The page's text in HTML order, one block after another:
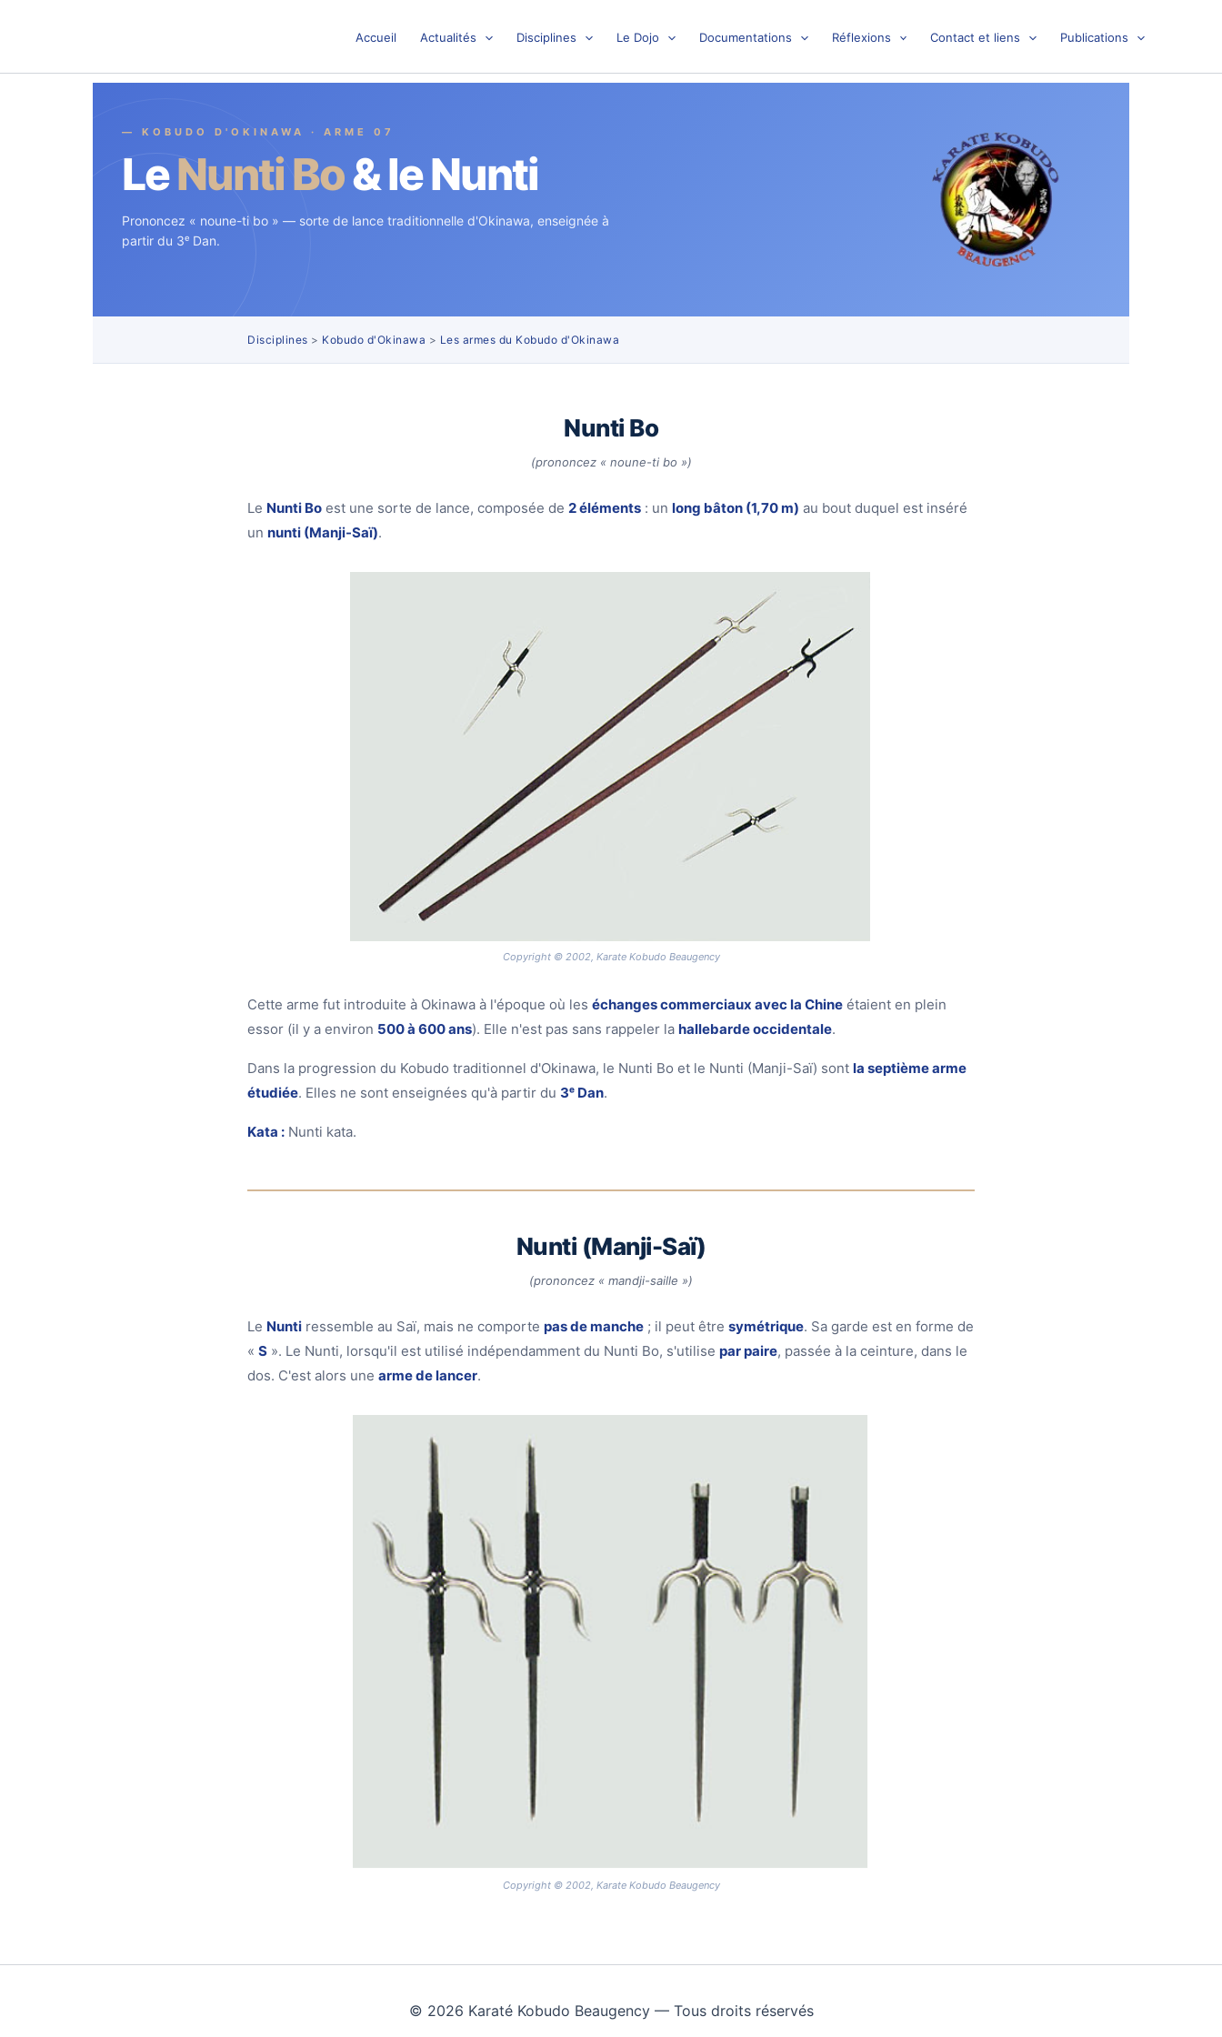
Accueil Actualités Disciplines Le Dojo Documentations Réflexions Contact et liens Publications
— KOBUDO D'OKINAWA · ARME 07
LeNunti Bo& le Nunti
Prononcez « noune-ti bo » — sorte de lance traditionnelle d'Okinawa, enseignée à
partir du 3ᵉ Dan.
Disciplines > Kobudo d'Okinawa > Les armes du Kobudo d'Okinawa
Nunti Bo
(prononcez « noune-ti bo »)
Le Nunti Bo est une sorte de lance, composée de 2 éléments : un long bâton (1,70 m) au bout duquel est inséré
un nunti (Manji-Saï).
Copyright © 2002, Karate Kobudo Beaugency
Cette arme fut introduite à Okinawa à l'époque où les échanges commerciaux avec la Chine étaient en plein
essor (il y a environ 500 à 600 ans). Elle n'est pas sans rappeler la hallebarde occidentale.
Dans la progression du Kobudo traditionnel d'Okinawa, le Nunti Bo et le Nunti (Manji-Saï) sont la septième arme
étudiée. Elles ne sont enseignées qu'à partir du 3ᵉ Dan.
Kata : Nunti kata.
Nunti (Manji-Saï)
(prononcez « mandji-saille »)
Le Nunti ressemble au Saï, mais ne comporte pas de manche ; il peut être symétrique. Sa garde est en forme de
« S ». Le Nunti, lorsqu'il est utilisé indépendamment du Nunti Bo, s'utilise par paire, passée à la ceinture, dans le
dos. C'est alors une arme de lancer.
Copyright © 2002, Karate Kobudo Beaugency
© 2026 Karaté Kobudo Beaugency — Tous droits réservés